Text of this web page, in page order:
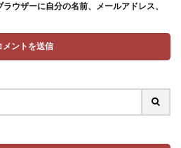
ウザーに自分の名前、メールアドレス、